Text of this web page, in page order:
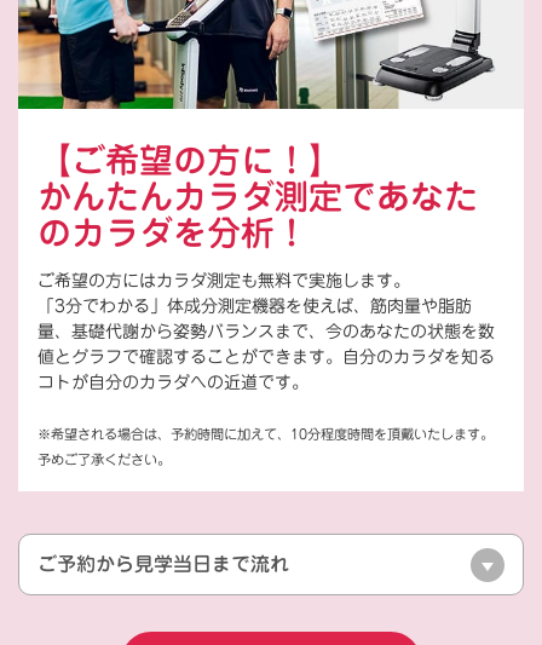
【ご希望の方に！】
かんたんカラダ測定であなた
のカラダを分析！
ご希望の方にはカラダ測定も無料で実施します。
「3分でわかる」体成分測定機器を使えば、筋肉量や脂肪
量、基礎代謝から姿勢バランスまで、今のあなたの状態を数
値とグラフで確認することができます。自分のカラダを知る
コトが自分のカラダへの近道です。
※希望される場合は、予約時間に加えて、10分程度時間を頂戴いたします。
予めご了承ください。
ご予約から見学当日まで流れ